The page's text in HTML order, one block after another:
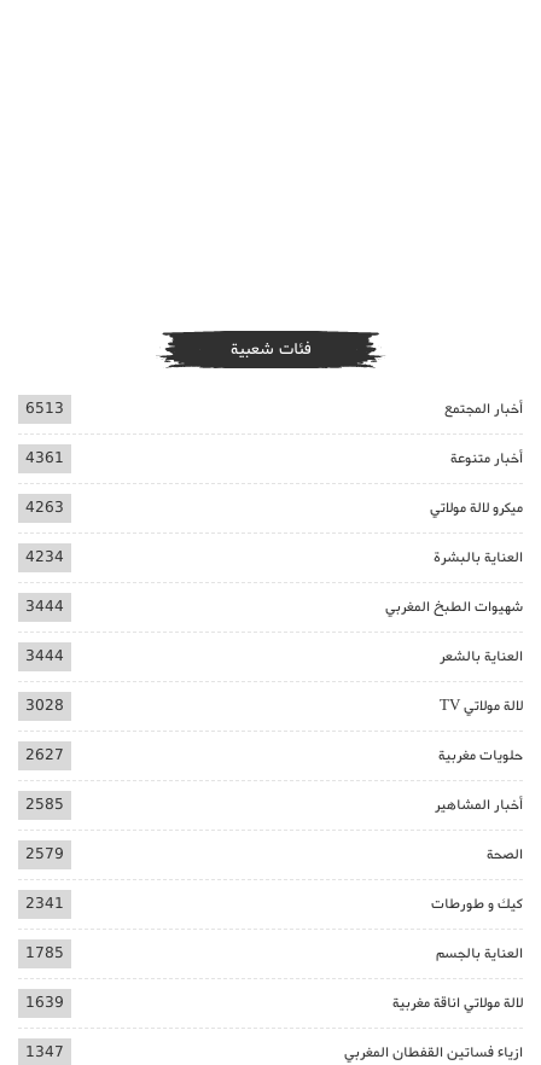
فئات شعبية
أخبار المجتمع 6513
أخبار متنوعة 4361
ميكرو لالة مولاتي 4263
العناية بالبشرة 4234
شهيوات الطبخ المغربي 3444
العناية بالشعر 3444
لالة مولاتي TV 3028
حلويات مغربية 2627
أخبار المشاهير 2585
الصحة 2579
كيك و طورطات 2341
العناية بالجسم 1785
لالة مولاتي اناقة مغربية 1639
ازياء فساتين القفطان المغربي 1347